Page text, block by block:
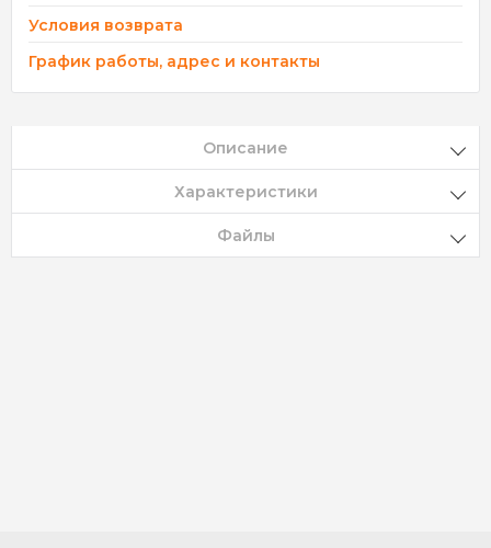
Условия возврата
График работы, адрес и контакты
Описание
Характеристики
Файлы